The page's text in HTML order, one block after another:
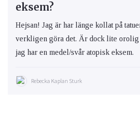
eksem?
Hejsan! Jag är har länge kollat på
verkligen göra det. Är dock lite
jag har en medel/svår atopisk eksem.
Rebecka Kaplan Sturk